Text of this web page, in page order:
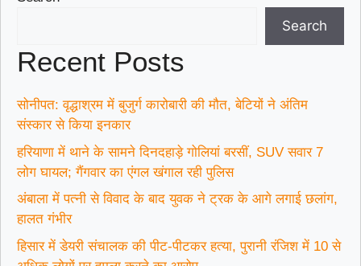
Search
Recent Posts
सोनीपत: वृद्धाश्रम में बुजुर्ग कारोबारी की मौत, बेटियों ने अंतिम
संस्कार से किया इनकार
हरियाणा में थाने के सामने दिनदहाड़े गोलियां बरसीं, SUV सवार 7
लोग घायल; गैंगवार का एंगल खंगाल रही पुलिस
अंबाला में पत्नी से विवाद के बाद युवक ने ट्रक के आगे लगाई छलांग,
हालत गंभीर
हिसार में डेयरी संचालक की पीट-पीटकर हत्या, पुरानी रंजिश में 10 से